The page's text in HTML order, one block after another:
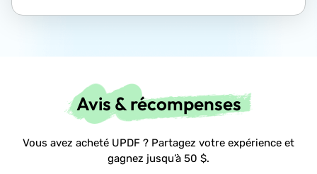
Avis & récompenses
Vous avez acheté UPDF ? Partagez votre expérience et
gagnez jusqu’à 50 $.